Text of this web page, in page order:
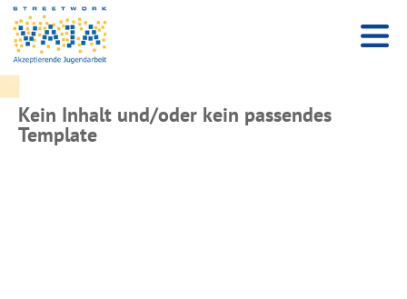
Kein Inhalt und/oder kein passendes
Template